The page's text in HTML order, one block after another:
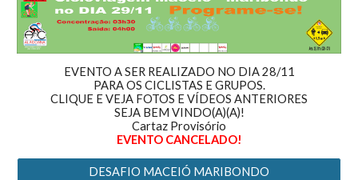
EVENTO A SER REALIZADO NO DIA 28/11
PARA OS CICLISTAS E GRUPOS.
CLIQUE E VEJA FOTOS E VÍDEOS ANTERIORES
SEJA BEM VINDO(A)(A)!
Cartaz Provisório
EVENTO CANCELADO!
DESAFIO MACEIÓ MARIBONDO